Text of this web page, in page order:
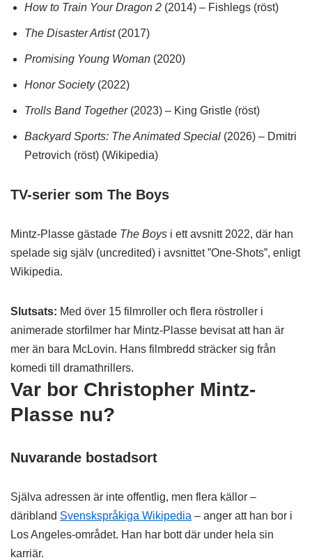
How to Train Your Dragon 2 (2014) – Fishlegs (röst)
The Disaster Artist(2017)
Promising Young Woman (2020)
Honor Society(2022)
Trolls Band Together(2023) – King Gristle (röst)
Backyard Sports: The Animated Special (2026) – Dmitri
Petrovich (röst) (Wikipedia)
TV-serier som The Boys
Mintz-Plasse gästade The Boys i ett avsnitt 2022, där han
spelade sig själv (uncredited) i avsnittet ”One-Shots”, enligt
Wikipedia.
Slutsats: Med över 15 filmroller och flera röstroller i
animerade storfilmer har Mintz-Plasse bevisat att han är
mer än bara McLovin. Hans filmbredd sträcker sig från
komedi till dramathrillers.
Var bor Christopher Mintz-
Plasse nu?
Nuvarande bostadsort
Själva adressen är inte offentlig, men flera källor –
däribland Svenskspråkiga Wikipedia – anger att han bor i
Los Angeles-området. Han har bott där under hela sin
karriär.